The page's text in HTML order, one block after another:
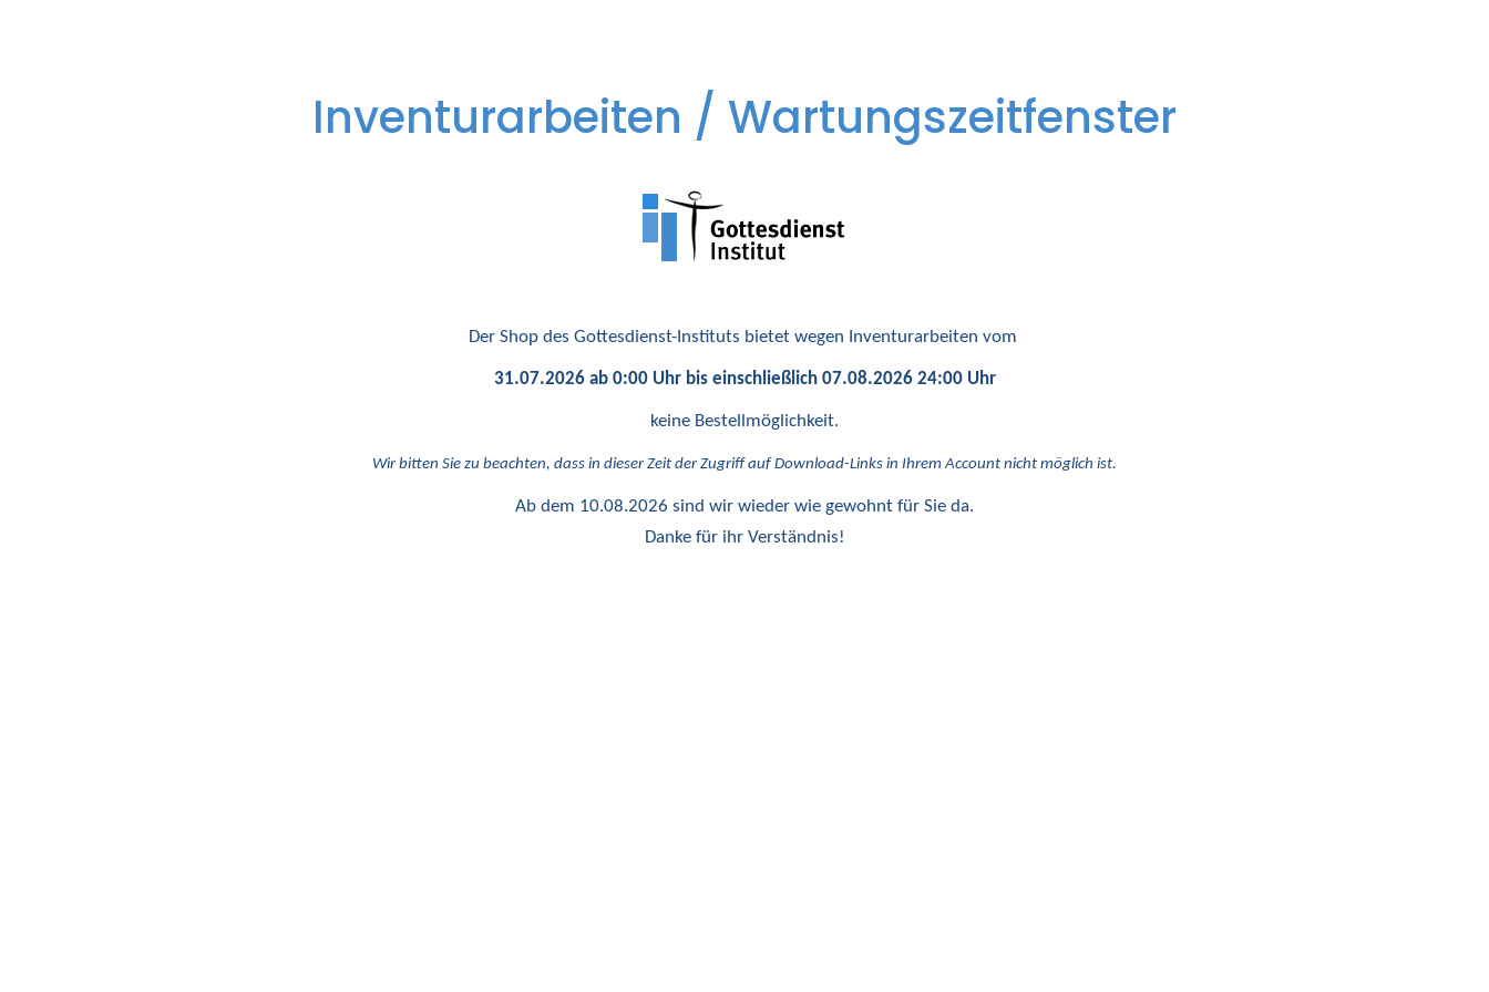
Inventurarbeiten / Wartungszeitfenster
Der Shop des Gottesdienst-Instituts bietet wegen Inventurarbeiten vom
31.07.2026 ab 0:00 Uhr bis einschließlich 07.08.2026 24:00 Uhr
keine Bestellmöglichkeit.
Wir bitten Sie zu beachten, dass in dieser Zeit der Zugriff auf Download-Links in Ihrem Account nicht möglich ist.
Ab dem 10.08.2026 sind wir wieder wie gewohnt für Sie da.
Danke für ihr Verständnis!